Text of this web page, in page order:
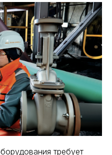
требует